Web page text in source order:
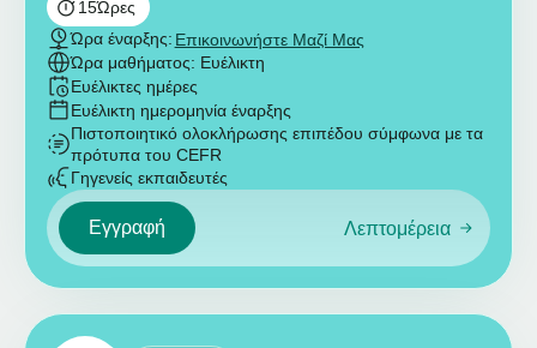
15Ώρες
Ώρα έναρξης: Επικοινωνήστε Μαζί Μας
Ώρα μαθήματος: Ευέλικτη
Ευέλικτες ημέρες
Ευέλικτη ημερομηνία έναρξης
Πιστοποιητικό ολοκλήρωσης επιπέδου σύμφωνα με τα
πρότυπα του CEFR
Γηγενείς εκπαιδευτές
Εγγραφή Λεπτομέρεια